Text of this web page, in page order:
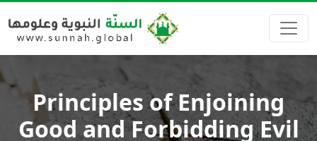
Principles of Enjoining
Good and Forbidding Evil